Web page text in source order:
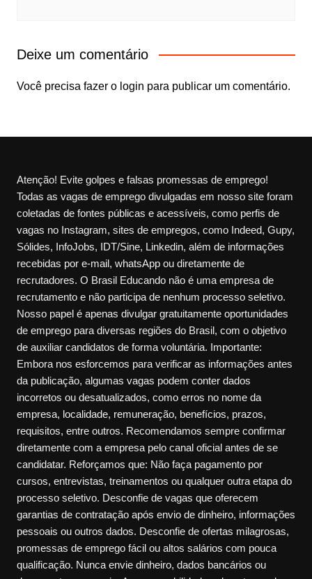
Deixe um comentário
Você precisa fazer o login para publicar um comentário.
Atenção! Evite golpes e falsas promessas de emprego!
Todas as vagas de emprego divulgadas em nosso site foram
coletadas de fontes públicas e acessíveis, como perfis de
vagas no Instagram, sites de empregos, como Indeed, Gupy,
Sólides, InfoJobs, IDT/Sine, Linkedin, além de informações
recebidas por e-mail, whatsApp ou diretamente de
recrutadores. O Brasil Educando não é uma empresa de
recrutamento e não participa de nenhum processo seletivo.
Nosso papel é apenas divulgar gratuitamente oportunidades
de emprego para diversas regiões do Brasil, com o objetivo
de auxiliar candidatos de forma voluntária. Importante:
Embora nos esforcemos para verificar as informações antes
da publicação, algumas vagas podem conter dados
incorretos ou desatualizados, como erros no nome da
empresa, localidade, remuneração, benefícios, prazos,
requisitos, entre outros. Recomendamos sempre confirmar
diretamente com a empresa pelo canal oficial antes de se
candidatar. Reforçamos que: Não faça pagamento por
cursos, entrevistas, treinamentos ou qualquer outra etapa do
processo seletivo. Desconfie de vagas que oferecem
garantias de contratação após envio de dinheiro, informações
pessoais ou outros dados. Desconfie de ofertas milagrosas,
promessas de emprego fácil ou altos salários com pouca
qualificação. Nunca envie dinheiro, dados bancários ou